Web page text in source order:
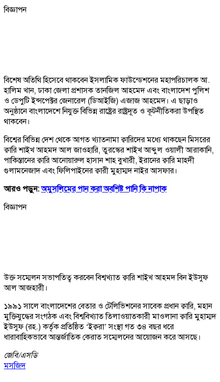
বিজ্ঞাপন
বিশেষ অতিথি হিসেবে থাকবেন ইসলামিক ফাউন্ডেশনের মহাপরিচালক আ.
হালিম খান, ঢাকা জেলা প্রশাসক তানজিল আহমেদ এবং বাংলাদেশ পুলিশ
ও ডেপুটি ইন্সপেক্টর জেনারেল (ডিআইজি) এজাজ আহমেদ। এ ছাড়াও
অনুষ্ঠানে বাংলাদেশে নিযুক্ত বিভিন্ন রাষ্ট্রের রাষ্ট্রদূত ও কূটনীতিকরা উপস্থিত
থাকবেন।
বিশ্বের বিভিন্ন দেশ থেকে আগত খ্যাতনামা ক্বারিদের মধ্যে থাকছেন মিসরের
ক্বারি শাইখ আহমদ আল জাওহারি, তুরস্কের শাইখ আব্দুল ওয়ালী আরাকানি,
পাকিস্তানের ক্বারি আনোয়ারুল হাসান শাহ বুখারী, ইরানের ক্বারি মাহদী
গুলামনেজাদ এবং ফিলিপাইনের ক্বারী মুহাম্মদ নাইর আসফার।
আরও পড়ুন:অমুসলিমের পান করা অবশিষ্ট পানি কি নাপাক
বিজ্ঞাপন
উক্ত সম্মেলন সভাপতিত্ব করবেন বিশ্বখ্যাত ক্বারি শাইখ আহমদ বিন ইউসুফ
আল আজহারী।
১৯৯১ সালে বাংলাদেশের বেতার ও টেলিভিশনের সাবেক প্রধান ক্বারি, মহান
মুক্তিযুদ্ধের সংগঠক এবং বিশ্ববিখ্যাত তিলাওয়াতকারী মাওলানা ক্বারি মুহাম্মদ
ইউসুফ (রহ.) কর্তৃক প্রতিষ্ঠিত ‘ইক্বরা’ সংস্থা গত ৩৪ বছর ধরে
ধারাবাহিকভাবে আন্তর্জাতিক কেরাত সম্মেলনের আয়োজন করে আসছে।
জেবি/এসডি
মসজিদ